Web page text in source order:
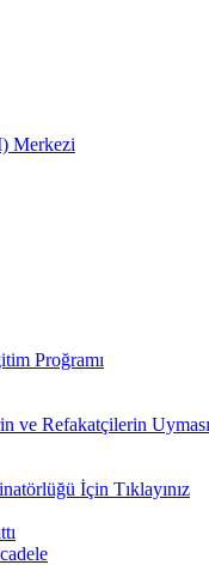
Merkezi
Proğramı
ve Refakatçilerin
İçin Tıklayınız